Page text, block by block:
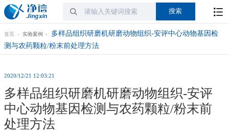
首页 实验案例
多样品组织研磨机研磨动物组织-安评中心动物基因检
测与农药颗粒/粉末前处理方法
2020/12/21 12:03:21
多样品组织研磨机研磨动物组织-安评
中心动物基因检测与农药颗粒/粉末前
处理方法